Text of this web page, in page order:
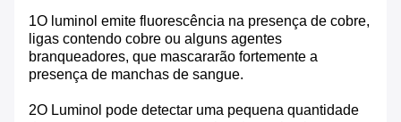
1O luminol emite fluorescência na presença de cobre,
ligas contendo cobre ou alguns agentes
branqueadores, que mascararão fortemente a
presença de manchas de sangue.
2O Luminol pode detectar uma pequena quantidade